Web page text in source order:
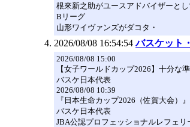
根來新之助がユースアドバイザーと
Bリーグ
山形ワイヴァンズがダコタ・
2026/08/08 16:54:54 バスケット
2026/08/08 15:00
【女子ワールドカップ2026】十分な
バスケ日本代表
2026/08/08 10:39
『日本生命カップ2026（佐賀大会）
バスケ日本代表
JBA公認プロフェッショナルレフェ